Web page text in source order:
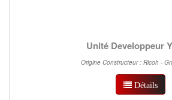
Unité Developpeur
Origine Constructeur : Ricoh -
Détails